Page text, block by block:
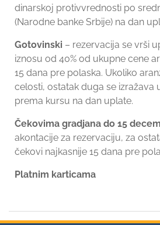
dinarskoj protivvrednosti po
(Narodne banke Srbije) na dan
Gotovinski – rezervacija se vrši
iznosu od 40% od ukupne cene
15 dana pre polaska. Ukoliko
celosti, ostatak duga se izražava
prema kursu na dan uplate.
Čekovima gradjana do 15
akontacije za rezervaciju, za
čekovi najkasnije 15 dana pre
Platnim karticama